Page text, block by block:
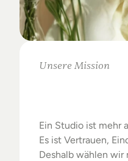
Unsere Mission
Ein Studio ist mehr
Es ist Vertrauen,
Deshalb wählen wir